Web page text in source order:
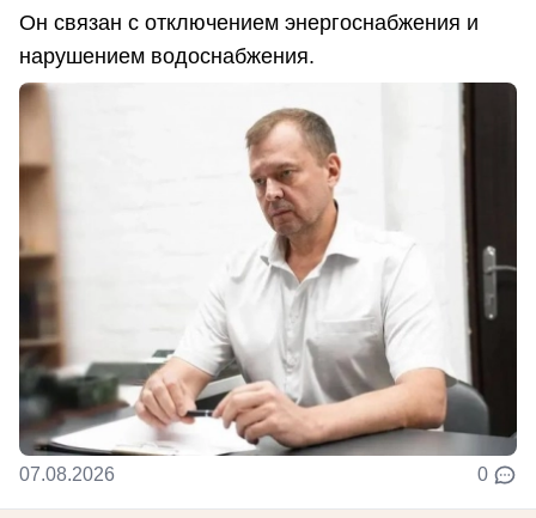
Он связан с отключением энергоснабжения и
нарушением водоснабжения.
07.08.2026 0